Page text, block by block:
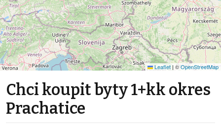
Leaflet | ©OpenStreetMap
Chci koupit byty 1+kk okres
Prachatice